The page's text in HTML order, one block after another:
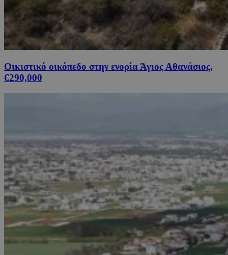
Οικιστικό οικόπεδο στην ενορία Άγιος Αθανάσιος,
€290,000